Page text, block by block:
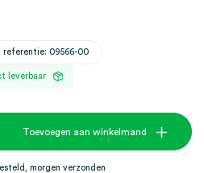
referentie: 09566-00
leverbaar
Toevoegen aan winkelmand
morgen verzonden